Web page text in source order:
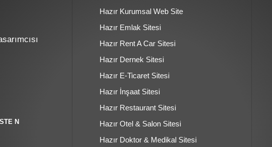
N
Hazır Kurumsal Web Site
Hazır Emlak Sitesi
Hazır Rent A Car Sitesi
Hazır Dernek Sitesi
Hazır E-Ticaret Sitesi
Hazır İnşaat Sitesi
Hazır Restaurant Sitesi
Hazır Otel & Salon Sitesi
Hazır Doktor & Medikal Sitesi